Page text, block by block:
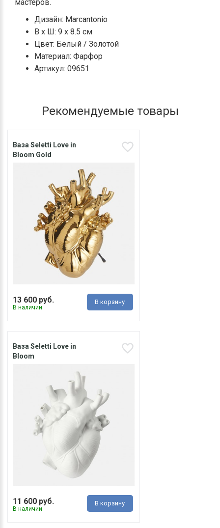
мастеров.
Дизайн: Marcantonio
В х Ш: 9 x 8.5 см
Цвет: Белый / Золотой
Материал: Фарфор
Артикул: 09651
Рекомендуемые товары
Ваза Seletti Love in
Bloom Gold
13 600 руб.
В наличии
В корзину
Ваза Seletti Love in
Bloom
11 600 руб.
В наличии
В корзину